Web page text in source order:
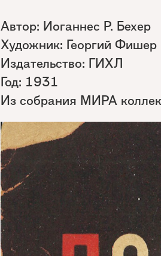
Автор: Иоганнес Р. Бехер
Художник: Георгий Фишер
Издательство: ГИХЛ
Год: 1931
Из собрания МИРА